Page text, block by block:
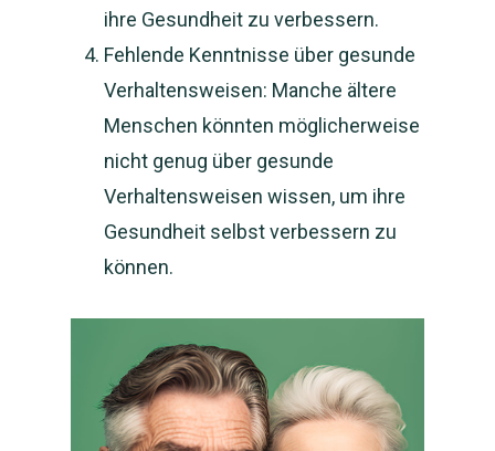
ihre Gesundheit zu verbessern.
Fehlende Kenntnisse über gesunde
Verhaltensweisen: Manche ältere
Menschen könnten möglicherweise
nicht genug über gesunde
Verhaltensweisen wissen, um ihre
Gesundheit selbst verbessern zu
können.